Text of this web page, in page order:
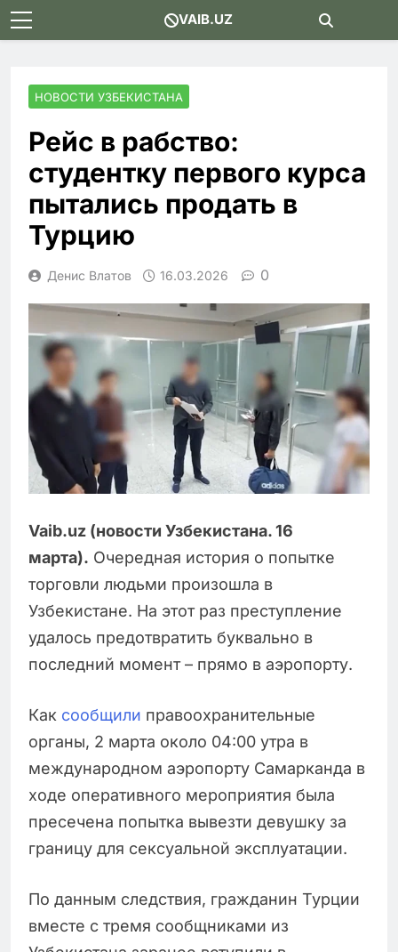
Skip
to
VAIB.UZ
НОВОСТИ УЗБЕКИСТАНА
Рейс в рабство:
студентку первого курса
пытались продать в
Турцию
Денис Влатов 16.03.2026 0
Vaib.uz (новости Узбекистана. 16
марта). Очередная история о попытке
торговли людьми произошла в
Узбекистане. На этот раз преступление
удалось предотвратить буквально в
последний момент – прямо в аэропорту.
Как сообщили правоохранительные
органы, 2 марта около 04:00 утра в
международном аэропорту Самарканда в
ходе оперативного мероприятия была
пресечена попытка вывезти девушку за
границу для сексуальной эксплуатации.
По данным следствия, гражданин Турции
вместе с тремя сообщниками из